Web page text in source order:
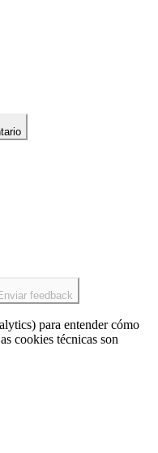
feedback
para entender cómo
cookies técnicas son